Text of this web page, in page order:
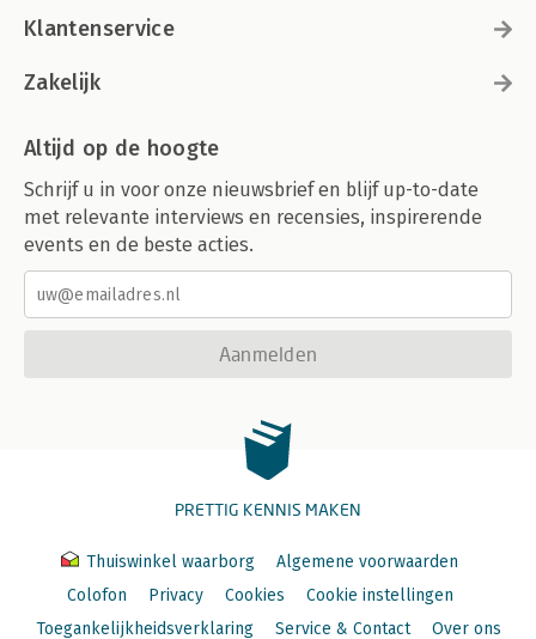
Klantenservice
Zakelijk
Altijd op de hoogte
Schrijf u in voor onze nieuwsbrief en blijf up-to-date
met relevante interviews en recensies, inspirerende
events en de beste acties.
Aanmelden
PRETTIG KENNIS MAKEN
Thuiswinkel waarborg
Algemene voorwaarden
Colofon
Privacy Cookies
Cookie instellingen
Toegankelijkheidsverklaring
Service & Contact Over ons